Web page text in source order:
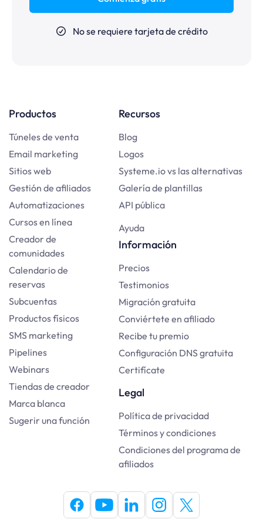
No se requiere tarjeta de crédito
Productos
Túneles de venta
Email marketing
Sitios web
Gestión de afiliados
Automatizaciones
Cursos en línea
Creador de
comunidades
Calendario de
reservas
Subcuentas
Productos físicos
SMS marketing
Pipelines
Webinars
Tiendas de creador
Marca blanca
Sugerir una función
Recursos
Blog
Logos
Systeme.io vs las alternativas
Galería de plantillas
API pública
Ayuda
Información
Precios
Testimonios
Migración gratuita
Conviértete en afiliado
Recibe tu premio
Configuración DNS gratuita
Certifícate
Legal
Política de privacidad
Términos y condiciones
Condiciones del programa de
afiliados